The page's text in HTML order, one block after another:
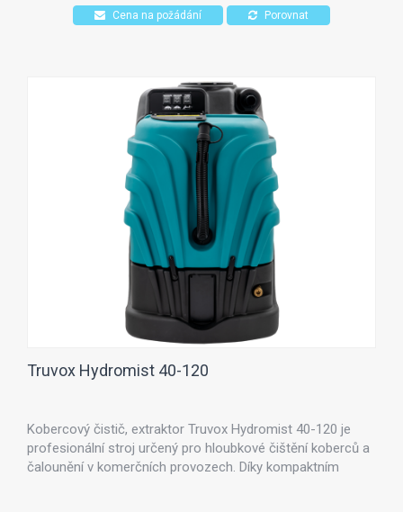
Cena na požádání Porovnat
Truvox Hydromist 40-120
Kobercový čistič, extraktor Truvox Hydromist 40-120 je
profesionální stroj určený pro hloubkové čištění koberců a
čalounění v komerčních provozech. Díky kompaktním